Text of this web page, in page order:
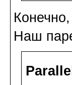
Наш